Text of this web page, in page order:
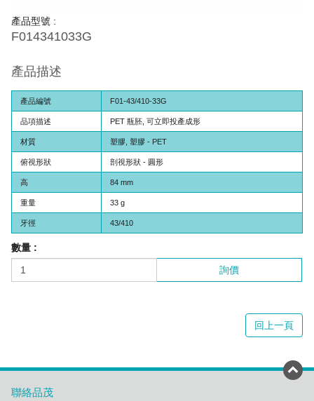
產品型號 :
F014341033G
產品描述
產品編號 F01-43/410-33G
品項描述 PET 瓶胚, 可立即投產成形
材質 塑膠, 塑膠 - PET
俯視形狀 剖視形狀 - 圓形
高 84 mm
重量 33 g
牙徑 43/410
數量 :
詢價
回上一頁
聯絡品茂